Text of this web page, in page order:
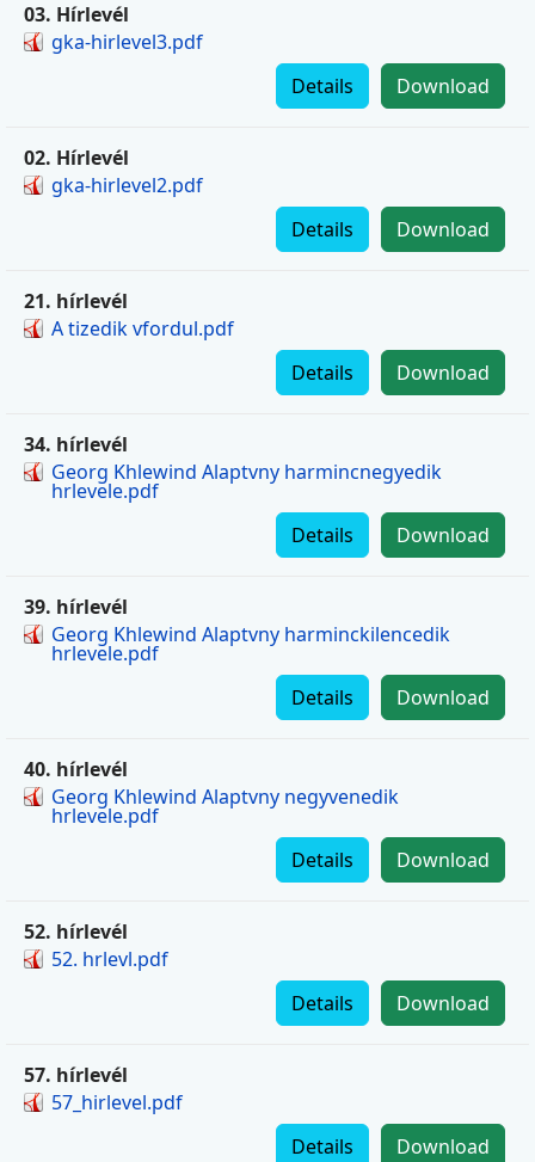
03. Hírlevél
gka-hirlevel3.pdf
Download
Details
02. Hírlevél
gka-hirlevel2.pdf
Download
Details
21. hírlevél
A tizedik vfordul.pdf
Download
Details
34. hírlevél
Georg Khlewind Alaptvny harmincnegyedik
hrlevele.pdf
Download
Details
39. hírlevél
Georg Khlewind Alaptvny harminckilencedik
hrlevele.pdf
Download
Details
40. hírlevél
Georg Khlewind Alaptvny negyvenedik
hrlevele.pdf
Download
Details
52. hírlevél
52. hrlevl.pdf
Download
Details
57. hírlevél
57_hirlevel.pdf
Download
Details